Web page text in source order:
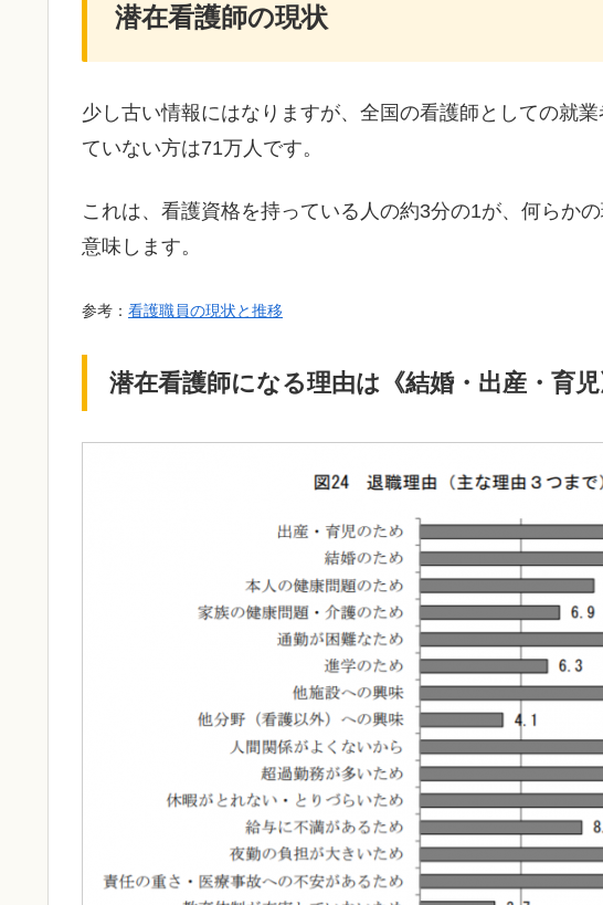
潜在看護師の現状
少し古い情報にはなりますが、全国の看護師としての就
ていない方は71万人です。
これは、看護資格を持っている人の約3分の1が、何らか
意味します。
参考： 看護職員の現状と推移
潜在看護師になる理由は《結婚・出産・育児